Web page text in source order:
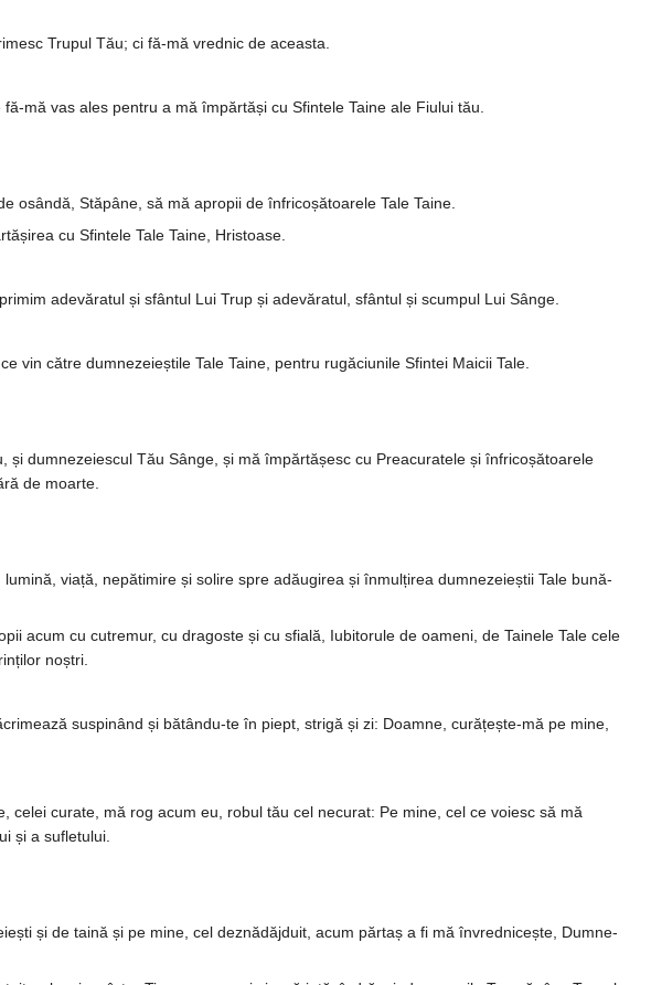
Trupul Tău; ci fă-mă vrednic de aceasta.
mă vas ales pentru a mă împărtăși cu Sfintele Taine ale Fiului tău.
osândă, Stă­pâne, să mă apropii de înfrico­șă­toa­rele Tale Taine.
cu Sfintele Tale Taine, Hristoase.
adevăratul și sfântul Lui Trup și adevăratul, sfân­tul și scumpul Lui Sânge.
vin către dumneze­ieștile Tale Taine, pentru ru­­găciunile Sfintei Maicii Tale.
dumnezeiescul Tău Sânge, și mă împărtășesc cu Prea­­curatele și înfricoșătoarele
de moarte.
viață, nepă­­­ti­­mire și solire spre adăugirea și în­mulțirea dumnezeieștii Tale bună­
acum cu cu­tre­mur, cu dragoste și cu sfială, Iubi­­to­rule de oa­meni, de Tainele Tale cele
noștri.
suspi­nând și bătându-te în piept, strigă și zi: Doam­­ne, curățește-mă pe mine,
curate, mă rog acum eu, robul tău cel necurat: Pe mine, cel ce voiesc să mă
și a sufletului.
și de taină și pe mine, cel deznădăjduit, acum păr­taș a fi mă învrednicește, Dumne­